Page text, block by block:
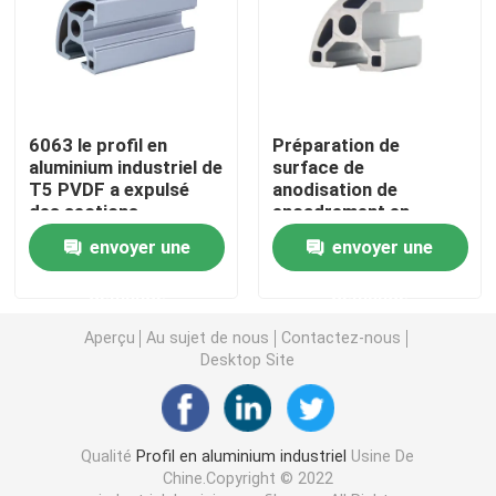
Accessoires en aluminium de profil
barre en aluminium expulsée
Tube en aluminium d'extrusion
6063 le profil en
aluminium industriel de
T5 PVDF a expulsé
des sections
envoyer une
Préparation de
surface de
anodisation de
encadrement en
aluminium de fente de
T5 3030R Tenvoyer une
Aperçu Au sujet de nous
Contactez-nous
Desktop Site
Qualité Profil en aluminium industriel Usine De
Chine.Copyright © 2022